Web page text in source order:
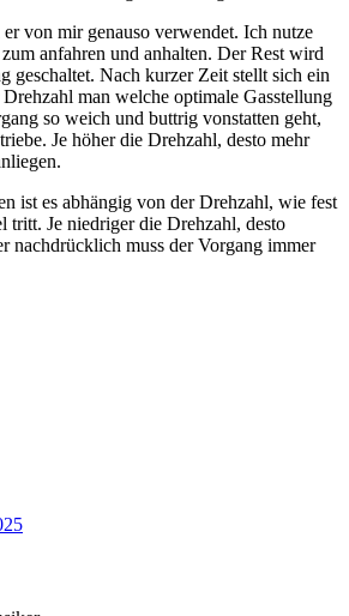
von mir genauso verwendet. Ich nutze
anfahren und anhalten. Der Rest wird
geschaltet. Nach kurzer Zeit stellt sich ein
man welche optimale Gasstellung
so weich und buttrig vonstatten geht,
Je höher die Drehzahl, desto mehr
ist es abhängig von der Drehzahl, wie fest
tritt. Je niedriger die Drehzahl, desto
nachdrücklich muss der Vorgang immer